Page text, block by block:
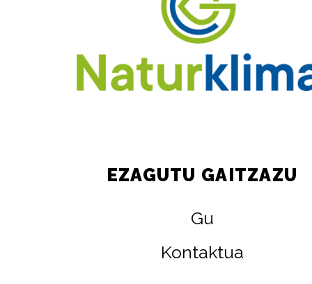
EZAGUTU GAITZAZU
Gu
Kontaktua